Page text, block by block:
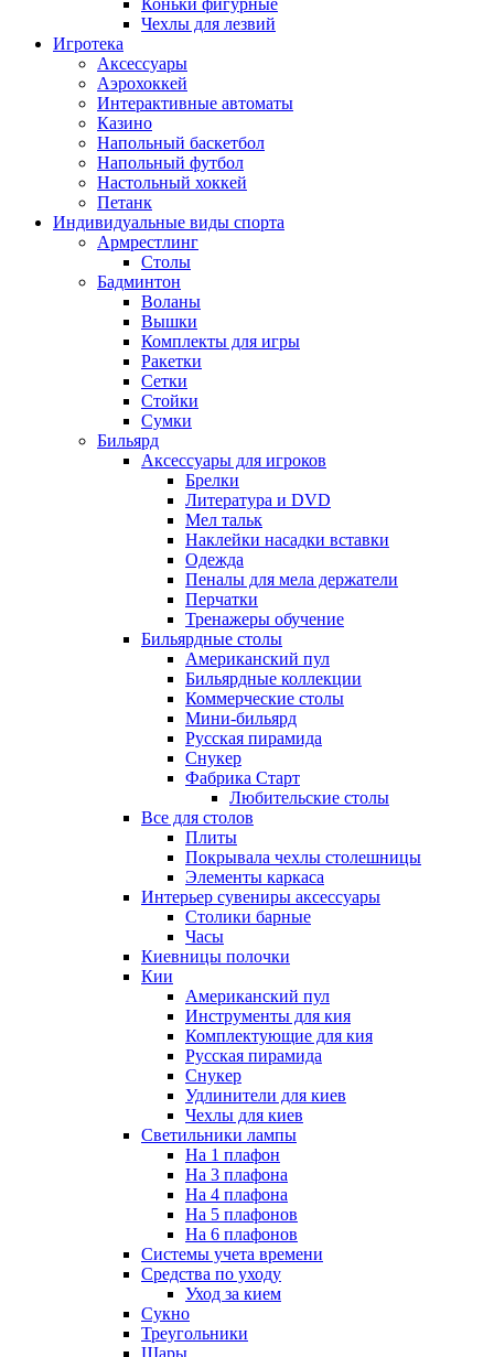
Коньки фигурные
Чехлы для лезвий
Игротека
Аксессуары
Аэрохоккей
Интерактивные автоматы
Казино
Напольный баскетбол
Напольный футбол
Настольный хоккей
Петанк
Индивидуальные виды спорта
Армрестлинг
Столы
Бадминтон
Воланы
Вышки
Комплекты для игры
Ракетки
Сетки
Стойки
Сумки
Бильярд
Аксессуары для игроков
Брелки
Литература и DVD
Мел тальк
Наклейки насадки вставки
Одежда
Пеналы для мела держатели
Перчатки
Тренажеры обучение
Бильярдные столы
Американский пул
Бильярдные коллекции
Коммерческие столы
Мини-бильярд
Русская пирамида
Снукер
Фабрика Старт
Любительские столы
Все для столов
Плиты
Покрывала чехлы столешницы
Элементы каркаса
Интерьер сувениры аксессуары
Столики барные
Часы
Киевницы полочки
Кии
Американский пул
Инструменты для кия
Комплектующие для кия
Русская пирамида
Снукер
Удлинители для киев
Чехлы для киев
Светильники лампы
На 1 плафон
На 3 плафона
На 4 плафона
На 5 плафонов
На 6 плафонов
Системы учета времени
Средства по уходу
Уход за кием
Сукно
Треугольники
Шары